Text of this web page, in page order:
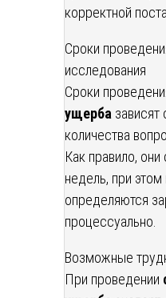
корректной
Сроки
исследования
Сроки
ущерба зависят
количества
Как правило,
недель, при
определяются
процессуально.
Возможные
При проведении